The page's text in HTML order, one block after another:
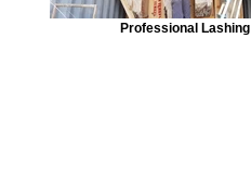
Professional Lashing